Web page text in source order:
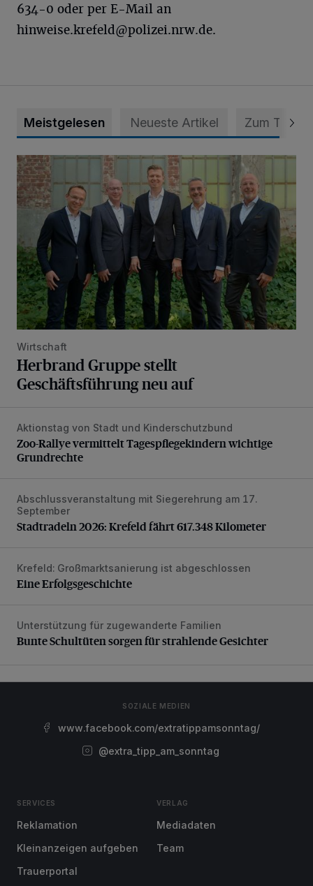
634-0 oder per E-Mail an
hinweise.krefeld@polizei.nrw.de.
Meistgelesen Neueste Artikel Zum Thema
Herbrand Gruppe stellt Geschäftsführung neu auf
Wirtschaft
Herbrand Gruppe stellt
Geschäftsführung neu auf
Zoo-Rallye vermittelt Tagespflegekindern wichtige
Aktionstag von Stadt und Kinderschutzbund
Zoo-Rallye vermittelt Tagespflegekindern wichtige
Grundrechte
Stadtradeln 2026: Krefeld fährt 617.348 Kilometer
Abschlussveranstaltung mit Siegerehrung am 17.
September
Stadtradeln 2026: Krefeld fährt 617.348 Kilometer
Eine Erfolgsgeschichte
Krefeld: Großmarktsanierung ist abgeschlossen
Eine Erfolgsgeschichte
Bunte Schultüten sorgen für strahlende Gesichter
Unterstützung für zugewanderte Familien
Bunte Schultüten sorgen für strahlende Gesichter
SOZIALE MEDIEN
www.facebook.com/extratippamsonntag/
@extra_tipp_am_sonntag
SERVICES
Reklamation
Kleinanzeigen aufgeben
Trauerportal
VERLAG
Mediadaten
Team